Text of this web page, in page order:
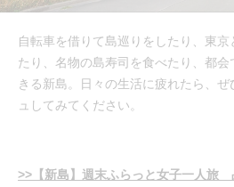
自転車を借りて島巡りをしたり、東
たり、名物の島寿司を食べたり、都
きる新島。日々の生活に疲れたら、
ュしてみてください。
>>【新島】週末ふらっと女子一人旅